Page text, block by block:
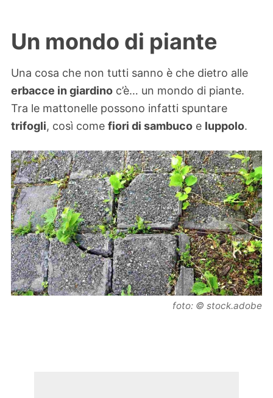
Un mondo di piante
Una cosa che non tutti sanno è che dietro alle
erbacce in giardino c’è… un mondo di piante.
Tra le mattonelle possono infatti spuntare
trifogli, così come fiori di sambuco e luppolo.
foto: © stock.adobe